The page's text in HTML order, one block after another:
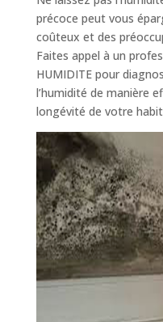
précoce peut vous
coûteux et des
Faites appel à un
HUMIDITE pour
l’humidité de manière
longévité de votre